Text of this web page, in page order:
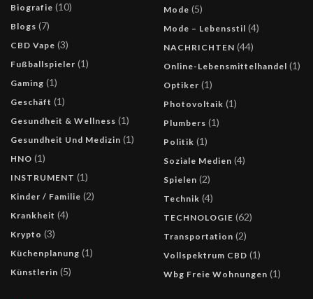
Biografie (10)
Blogs (7)
CBD Vape (3)
Fußballspieler (1)
Gaming (1)
Geschäft (1)
Gesundheit & Wellness (1)
Gesundheit Und Medizin (1)
HNO (1)
INSTRUMENT (1)
Kinder / Familie (2)
Krankheit (4)
Krypto (3)
Küchenplanung (1)
Künstlerin (5)
Mode (5)
Mode – Lebensstil (4)
NACHRICHTEN (44)
Online-Lebensmittelhandel (1)
Optiker (1)
Photovoltaik (1)
Plumbers (1)
Politik (1)
Soziale Medien (4)
Spielen (2)
Technik (4)
TECHNOLOGIE (62)
Transportation (2)
Vollspektrum CBD (1)
Wbg Freie Wohnungen (1)